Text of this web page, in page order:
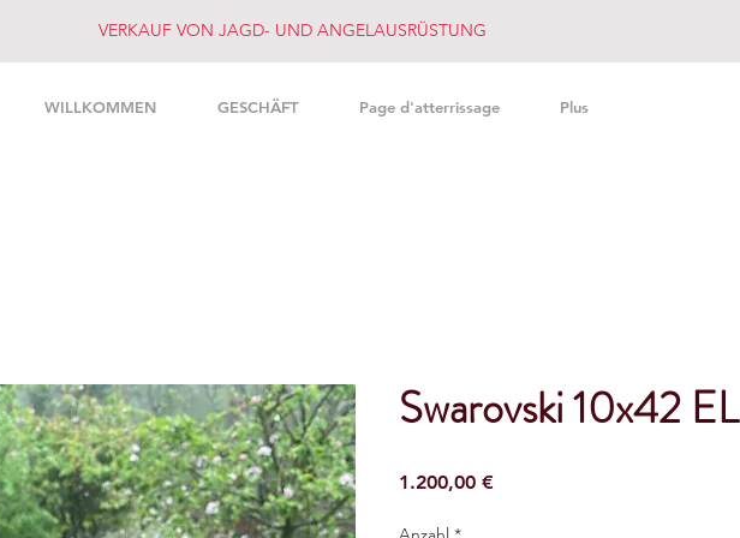
VERKAUF VON JAGD- UND ANGELAUSRÜSTUNG
WILLKOMMEN GESCHÄFT Page d'atterrissage Plus
Swarovski 10x42 EL
1.200,00 €Preis